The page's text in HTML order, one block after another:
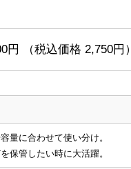
円 （税込価格 2,750円）
量に合わせて使い分け。
保管したい時に大活躍。